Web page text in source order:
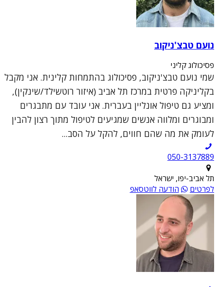
נועם טבצ'ניקוב
פסיכולוג קליני
שמי נועם טבצ'ניקוב, פסיכולוג בהתמחות קלינית. אני מקבל
בקליניקה פרטית במרכז תל אביב (איזור רוטשילד/שינקין),
ומציע גם טיפול אונליין בעברית. אני עובד עם מתבגרים
ומבוגרים ומלווה אנשים שמגיעים לטיפול מתוך רצון להבין
לעומק את מה שהם חווים, להקל על הסב...
050-3137889
תל אביב-יפו, ישראל
לפרטים
הודעה לווטסאפ